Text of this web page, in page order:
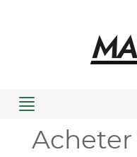
Menu
Acheter